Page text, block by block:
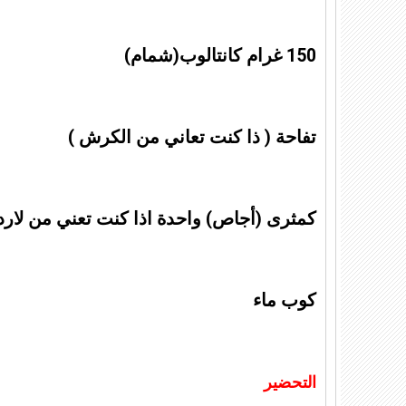
150 غرام كانتالوب(شمام)
تفاحة ( ذا كنت تعاني من الكرش )
كمثرى ( أجاص) واحدة اذا كنت تعني من
كوب ماء
التحضير